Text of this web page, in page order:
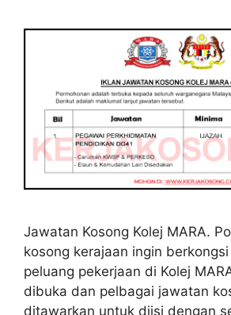
Jawatan Kosong Kolej MARA.
kosong kerajaan ingin
peluang pekerjaan di Kolej
dibuka dan pelbagai jawatan
ditawarkan untuk diisi dengan